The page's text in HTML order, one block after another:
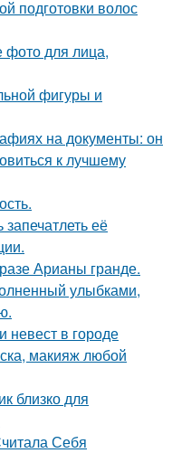
подготовки волос
фото для лица,
фигуры и
на документы: он
к лучшему
её
Арианы гранде.
улыбками,
невест в городе
макияж любой
близко для
Себя